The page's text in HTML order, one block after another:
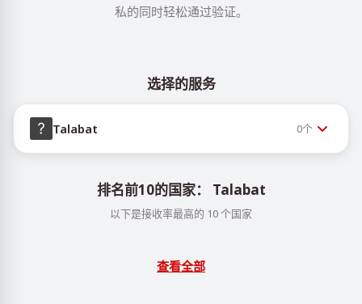
私的同时轻松通过验证。
选择的服务
Talabat 0个
排名前10的国家： Talabat
以下是接收率最高的 10 个国家
查看全部